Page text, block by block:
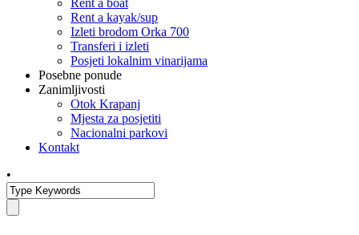
Rent a boat
Rent a kayak/sup
Izleti brodom Orka 700
Transferi i izleti
Posjeti lokalnim vinarijama
Posebne ponude
Zanimljivosti
Otok Krapanj
Mjesta za posjetiti
Nacionalni parkovi
Kontakt
•